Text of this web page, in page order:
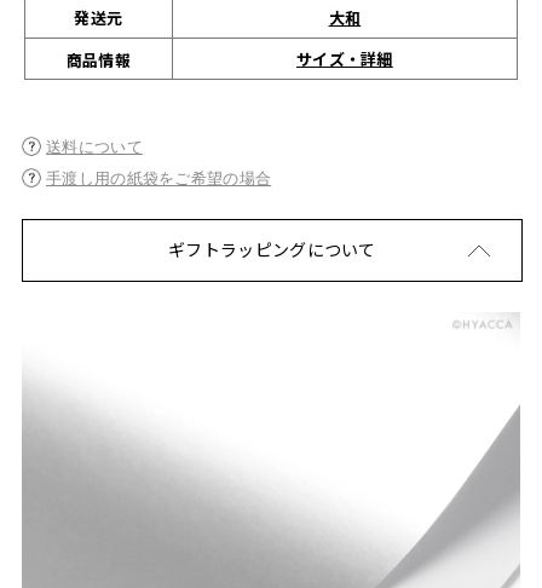
発送元
大和
商品情報
サイズ・詳細
送料について
手渡し用の紙袋をご希望の場合
ギフトラッピングについて